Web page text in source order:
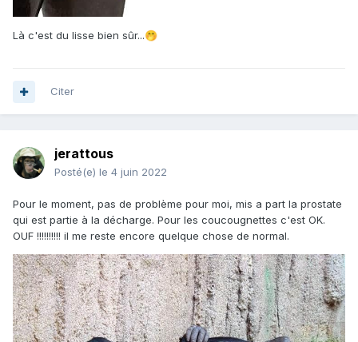
Là c'est du lisse bien sûr...🤭
Citer
jerattous
Posté(e) le 4 juin 2022
Pour le moment, pas de problème pour moi, mis a part la prostate
qui est partie à la décharge. Pour les coucougnettes c'est OK.
OUF !!!!!!!!!! il me reste encore quelque chose de normal.